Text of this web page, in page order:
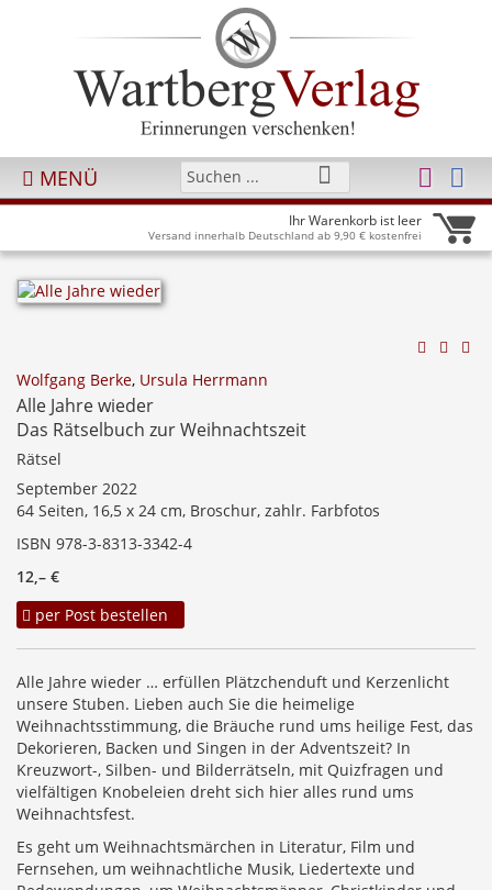
MENÜ
Ihr Warenkorb ist leer
Versand innerhalb Deutschland ab 9,90 € kostenfrei
Wolfgang Berke, Ursula Herrmann
Alle Jahre wieder
Das Rätselbuch zur Weihnachtszeit
Rätsel
September 2022
64 Seiten, 16,5 x 24 cm, Broschur, zahlr. Farbfotos
ISBN 978-3-8313-3342-4
12,– €
per Post bestellen
Alle Jahre wieder … erfüllen Plätzchenduft und Kerzenlicht
unsere Stuben. Lieben auch Sie die heimelige
Weihnachtsstimmung, die Bräuche rund ums heilige Fest, das
Dekorieren, Backen und Singen in der Adventszeit? In
Kreuzwort-, Silben- und Bilderrätseln, mit Quizfragen und
vielfältigen Knobeleien dreht sich hier alles rund ums
Weihnachtsfest.
Es geht um Weihnachtsmärchen in Literatur, Film und
Fernsehen, um weihnachtliche Musik, Liedertexte und